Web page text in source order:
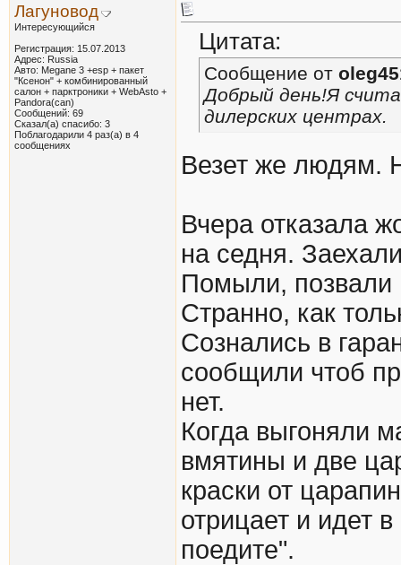
Лагуновод
Интересующийся
Регистрация: 15.07.2013
Адрес: Russia
Авто: Megane 3 +esp + пакет
"Ксенон" + комбинированный
салон + парктроники + WebAsto +
Pandora(can)
Сообщений: 69
Сказал(а) спасибо: 3
Поблагодарили 4 раз(а) в 4
сообщениях
Цитата:
Сообщение от
Добрый день!Я
дилерских центрах.
Везет же людям.
Вчера отказала
на седня.
Помыли, позвали
Странно, как
Сознались в
сообщили чтоб
нет.
Когда выгоняли
вмятины и две
краски от
отрицает и идет
поедите".